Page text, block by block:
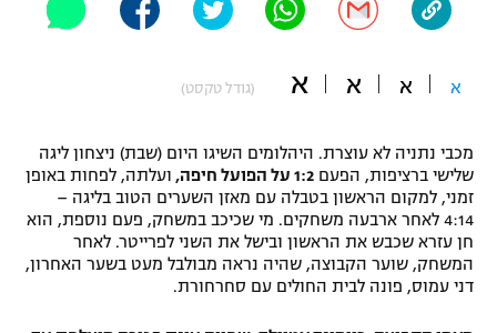
"מחצית בשכונה" – פודקאסט
תקנון משתתפים וזוכים בפרסים
תקנון עבור פעילות אלקטרה
תקנון עבור פעילות ספורט 1 – "מרלן"
טניס
גיימינג E-Sports
ספורט מוטורי
כדורמים
פוטבול אמריקאי NFL
בייסבול MLB
א א א א (גודל טקסט)
מכבי נתניה לא עוצרת. היהלומים השיגו היום (שבת) ניצחון ליגה
שלישי ברציפות, הפעם 1:2 על הפועל חיפה,
ועלתה, לפחות באופן
זמני, למקום הראשון בטבלה עם מאזן השערים הטוב בליגה –
4:14 לאחר ארבעה משחקים. מי שכיכב במשחק, פעם נוספת, הוא
חן עזרא שכבש את הראשון ובישל את השני לפרייטר. לאחר
המשחק, שוער הקבוצה, שהיה נראה מבולבל מעט בשער האחרון,
דני עמוס, פונה לבית החולים עם סחרחורת.